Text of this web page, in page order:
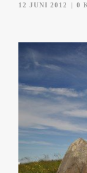
12 JUNI 2012 0